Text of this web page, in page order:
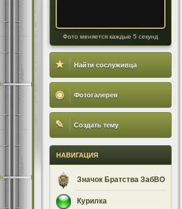
Фото меняется каждые 5 секунд
★ Найти сослуживца
◉ Фотогалерея
✎ Создать тему
НАВИГАЦИЯ
Значок Братства ЗабВО
Курилка